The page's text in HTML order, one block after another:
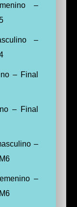
–
–
– Final
– Final
–
–